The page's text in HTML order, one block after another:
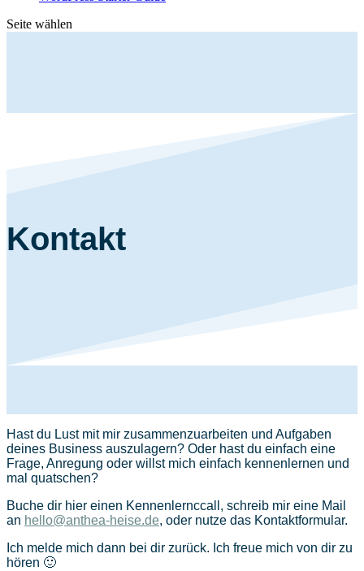
Seite wählen
Kontakt
Hast du Lust mit mir zusammenzuarbeiten und Aufgaben
deines Business auszulagern? Oder hast du einfach eine
Frage, Anregung oder willst mich einfach kennenlernen und
mal quatschen?
Buche dir hier einen Kennenlernccall, schreib mir eine Mail
an hello@anthea-heise.de, oder nutze das Kontaktformular.
Ich melde mich dann bei dir zurück. Ich freue mich von dir zu
hören 🙂